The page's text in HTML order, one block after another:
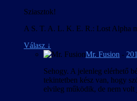
Sziasztok!
A S. T. A. L. K. E. R.: Lost Alpha
Válasz ↓
Mr. Fusion -
Sehogy. A jelenleg elérhető
tekintetben kész van, hogy
elvileg működik, de nem volt